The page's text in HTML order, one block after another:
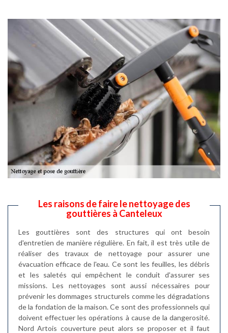
Les raisons de faire le nettoyage des
gouttières à Canteleux
Les gouttières sont des structures qui ont besoin
d'entretien de manière régulière. En fait, il est très utile de
réaliser des travaux de nettoyage pour assurer une
évacuation efficace de l'eau. Ce sont les feuilles, les débris
et les saletés qui empêchent le conduit d'assurer ses
missions. Les nettoyages sont aussi nécessaires pour
prévenir les dommages structurels comme les dégradations
de la fondation de la maison. Ce sont des professionnels qui
doivent effectuer les opérations à cause de la dangerosité.
Nord Artois couverture peut alors se proposer et il faut